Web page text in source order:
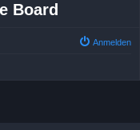
Board
Anmelden